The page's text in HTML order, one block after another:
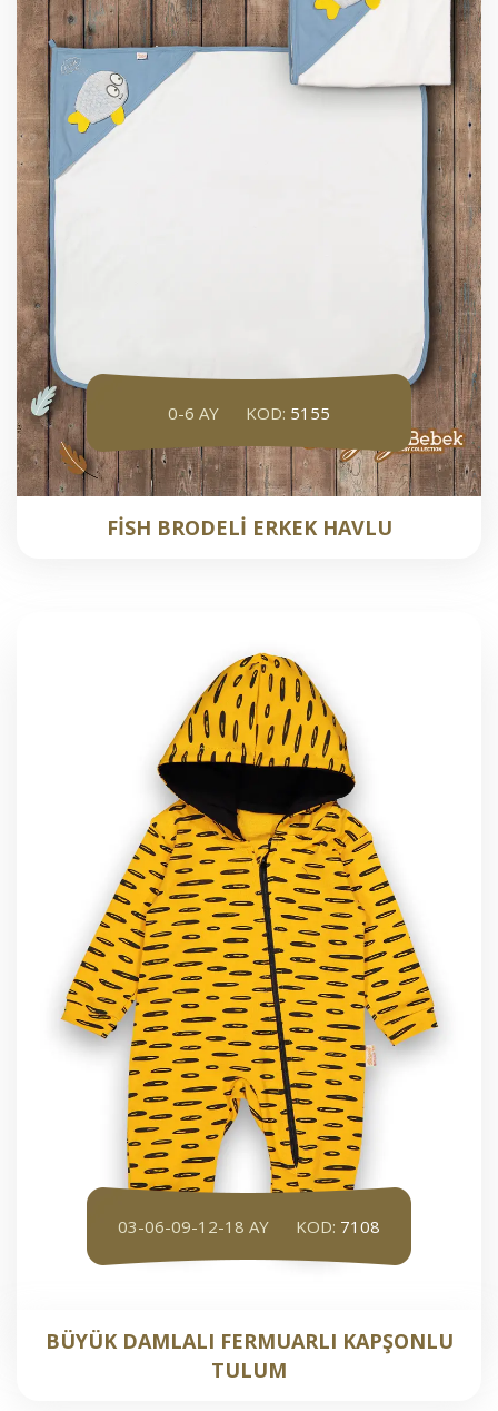
0-6 AY KOD: 5155
FİSH BRODELİ ERKEK HAVLU
03-06-09-12-18 AY KOD: 7108
BÜYÜK DAMLALI FERMUARLI KAPŞONLU
TULUM